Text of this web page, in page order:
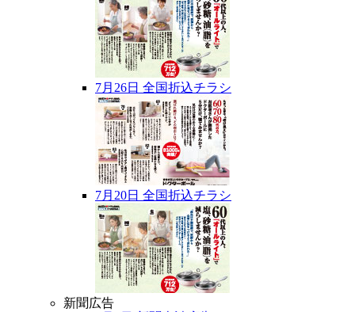
7月26日 全国折込チラシ
7月20日 全国折込チラシ
新聞広告